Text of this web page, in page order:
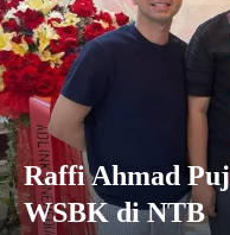
Raffi Ahmad
WSBK di NTB